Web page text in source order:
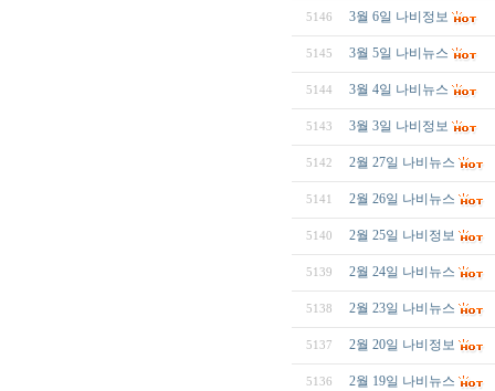
5146 3월 6일 나비정보
5145 3월 5일 나비뉴스
5144 3월 4일 나비뉴스
5143 3월 3일 나비정보
5142 2월 27일 나비뉴스
5141 2월 26일 나비뉴스
5140 2월 25일 나비정보
5139 2월 24일 나비뉴스
5138 2월 23일 나비뉴스
5137 2월 20일 나비정보
5136 2월 19일 나비뉴스